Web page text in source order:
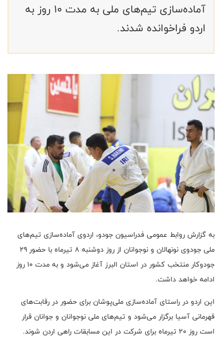
آماده‌سازی تیم‌های ملی به مدت ۱۰ روز به
اردو فراخوانده شدند.
به گزارش روابط عمومی فدراسیون جودو، اردوی آماده‌سازی تیم‌های
ملی جودوی نونهالان و نوجوانان از روز دوشنبه ۸ تیرماه با حضور ۲۹
جودوکار منتخب کشور در استان البرز آغاز می‌شود و به مدت ۱۰ روز
ادامه خواهد داشت.
این اردو در راستای آماده‌سازی ملی‌پوشان برای حضور در رقابت‌های
قهرمانی آسیا برگزار می‌شود و تیم‌های ملی نوجوانان و جوانان قرار
است روز ۲۰ تیرماه برای شرکت در این مسابقات راهی اردن شوند.